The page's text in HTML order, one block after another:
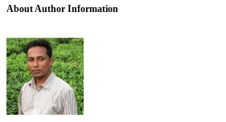
About Author Information